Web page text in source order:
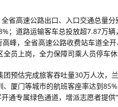
全省高速公路出口、入口交通总量
；道路运输客车总投放超7.87万
峰，全省高速公路收费站车道全
员上岗，全力保障司乘人员停车
预估完成旅客吞吐量30万人次，
、厦门等城市的航班客座率达到
通专属绿色通道，增派志愿者提供